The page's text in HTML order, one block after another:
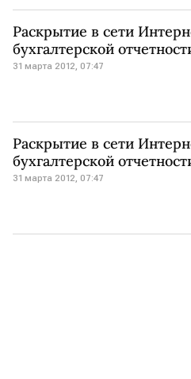
Раскрытие в сети
бухгалтерской
31 марта 2012, 07:47
Раскрытие в сети
бухгалтерской
31 марта 2012, 07:47